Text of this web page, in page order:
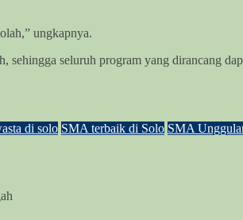
ungkapnya.
seluruh program yang dirancang
di solo SMA terbaik di Solo SMA